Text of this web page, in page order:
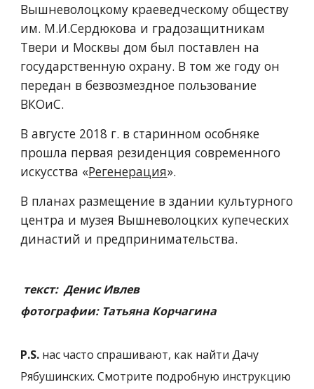
Вышневолоцкому краеведческому обществу
им. М.И.Сердюкова и градозащитникам
Твери и Москвы дом был поставлен на
государственную охрану. В том же году он
передан в безвозмездное пользование
ВКОиС.
В августе 2018 г. в старинном особняке
прошла первая резиденция современного
искусства «Регенерация».
В планах размещение в здании культурного
центра и музея Вышневолоцких купеческих
династий и предпринимательства.
текст:  Денис Ивлев
фотографии: Татьяна Корчагина
Р.S. нас часто спрашивают, как найти Дачу
Рябушинских. Смотрите подробную инструкцию